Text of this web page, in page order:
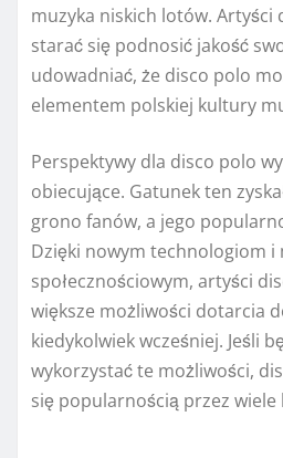
muzyka niskich lotów. Artyści
starać się podnosić jakość
udowadniać, że disco polo
elementem polskiej kultury
Perspektywy dla disco polo
obiecujące. Gatunek ten
grono fanów, a jego
Dzięki nowym technologiom i
społecznościowym, artyści
większe możliwości dotarcia
kiedykolwiek wcześniej. Jeśli
wykorzystać te możliwości,
się popularnością przez wiele